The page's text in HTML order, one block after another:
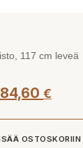
117 cm leveä
€
OSTOSKORIIN